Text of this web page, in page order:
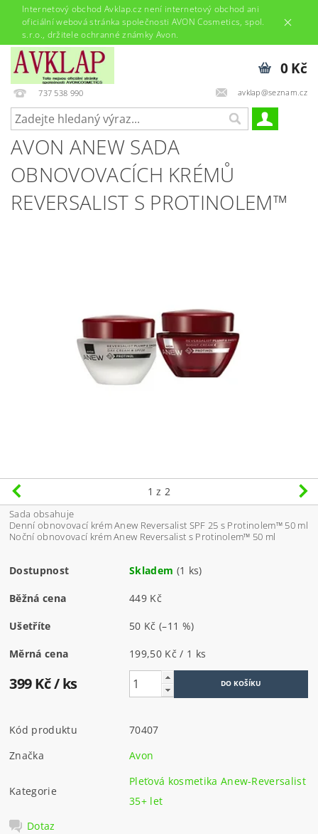
Internetový obchod Avklap.cz není internetový obchod ani
oficiální webová stránka společnosti AVON Cosmetics, spol.
s.r.o., držitele ochranné známky Avon.
737 538 990 avklap@seznam.cz
0 Kč
AVON ANEW SADA
OBNOVOVACÍCH KRÉMŮ
REVERSALIST S PROTINOLEM™
1 z 2
Sada obsahuje
Denní obnovovací krém Anew Reversalist SPF 25 s Protinolem™ 50 ml
Noční obnovovací krém Anew Reversalist s Protinolem™ 50 ml
Dostupnost Skladem (1 ks)
Běžná cena 449 Kč
Ušetříte 50 Kč(–11 %)
Měrná cena 199,50 Kč / 1 ks
399 Kč/ ks
Kód produktu
70407
Značka
Avon
Kategorie
Pleťová kosmetika Anew-Reversalist
35+ let
Dotaz